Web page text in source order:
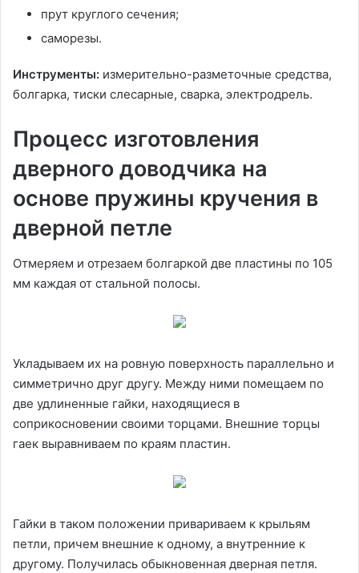
прут круглого сечения;
саморезы.
Инструменты: измерительно-разметочные средства,
болгарка, тиски слесарные, сварка, электродрель.
Процесс изготовления
дверного доводчика на
основе пружины кручения в
дверной петле
Отмеряем и отрезаем болгаркой две пластины по 105
мм каждая от стальной полосы.
Укладываем их на ровную поверхность параллельно и
симметрично друг другу. Между ними помещаем по
две удлиненные гайки, находящиеся в
соприкосновении своими торцами. Внешние торцы
гаек выравниваем по краям пластин.
Гайки в таком положении привариваем к крыльям
петли, причем внешние к одному, а внутренние к
другому. Получилась обыкновенная дверная петля.